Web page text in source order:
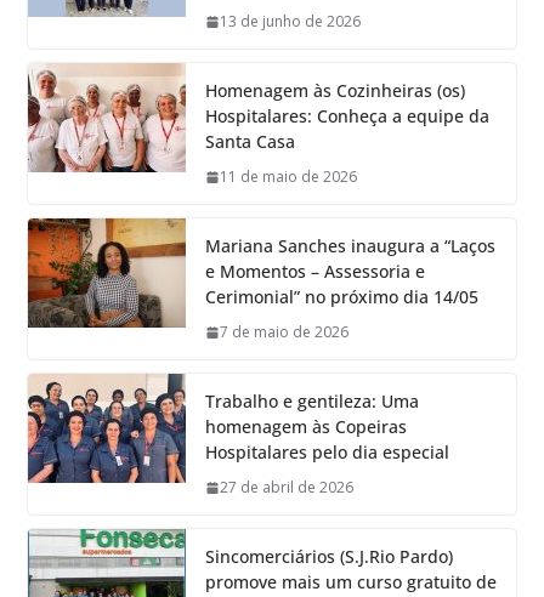
13 de junho de 2026
Homenagem às Cozinheiras (os)
Hospitalares: Conheça a equipe da
Santa Casa
11 de maio de 2026
Mariana Sanches inaugura a “Laços
e Momentos – Assessoria e
Cerimonial” no próximo dia 14/05
7 de maio de 2026
Trabalho e gentileza: Uma
homenagem às Copeiras
Hospitalares pelo dia especial
27 de abril de 2026
Sincomerciários (S.J.Rio Pardo)
promove mais um curso gratuito de